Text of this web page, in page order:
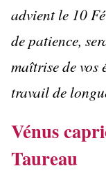
advient le 10
de patience,
maîtrise de vos
travail de
Vénus
Taureau